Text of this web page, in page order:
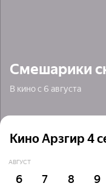
Смешарики
В кино с 6 августа
Кино Арзгир 4
АВГУСТ
6 7 8 9